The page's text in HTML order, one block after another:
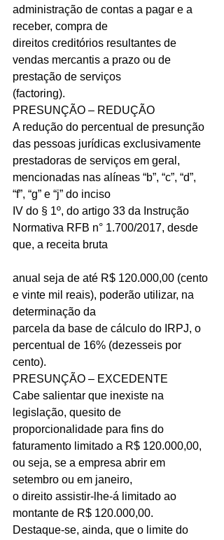
administração de contas a pagar e a
receber, compra de
direitos creditórios resultantes de
vendas mercantis a prazo ou de
prestação de serviços
(factoring).
PRESUNÇÃO – REDUÇÃO
A redução do percentual de presunção
das pessoas jurídicas exclusivamente
prestadoras de serviços em geral,
mencionadas nas alíneas “b”, “c”, “d”,
“f”, “g” e “j” do inciso
IV do § 1º, do artigo 33 da Instrução
Normativa RFB n° 1.700/2017, desde
que, a receita bruta
anual seja de até R$ 120.000,00 (cento
e vinte mil reais), poderão utilizar, na
determinação da
parcela da base de cálculo do IRPJ, o
percentual de 16% (dezesseis por
cento).
PRESUNÇÃO – EXCEDENTE
Cabe salientar que inexiste na
legislação, quesito de
proporcionalidade para fins do
faturamento limitado a R$ 120.000,00,
ou seja, se a empresa abrir em
setembro ou em janeiro,
o direito assistir-lhe-á limitado ao
montante de R$ 120.000,00.
Destaque-se, ainda, que o limite do